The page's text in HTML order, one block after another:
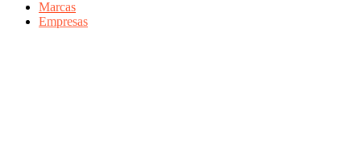
Marcas
Empresas